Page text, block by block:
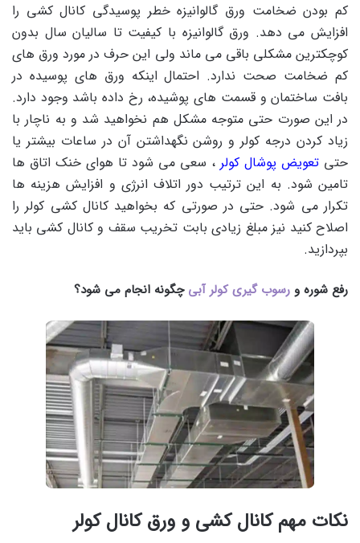
کم بودن ضخامت ورق گالوانیزه خطر پوسیدگی کانال کشی را
افزایش می دهد. ورق گالوانیزه با کیفیت تا سالیان سال بدون
کوچکترین مشکلی باقی می ماند ولی این حرف در مورد ورق های
کم ضخامت صحت ندارد. احتمال اینکه ورق های پوسیده در
بافت ساختمان و قسمت های پوشیده، رخ داده باشد وجود دارد.
در این صورت حتی متوجه مشکل هم نخواهید شد و به ناچار با
زیاد کردن درجه کولر و روشن نگهداشتن آن در ساعات بیشتر یا
حتی تعویض پوشال کولر ، سعی می شود تا هوای خنک اتاق ها
تامین شود. به این ترتیب دور اتلاف انرژی و افزایش هزینه ها
تکرار می شود. حتی در صورتی که بخواهید کانال کشی کولر را
اصلاح کنید نیز مبلغ زیادی بابت تخریب سقف و کانال کشی باید
بپردازید.
رفع شوره و رسوب گیری کولر آبی چگونه انجام می شود؟
نکات مهم کانال کشی و ورق کانال کولر